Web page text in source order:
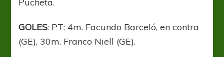
Pucheta.
GOLES: PT: 4m. Facundo Barceló, en contra
(GE), 30m. Franco Niell (GE).